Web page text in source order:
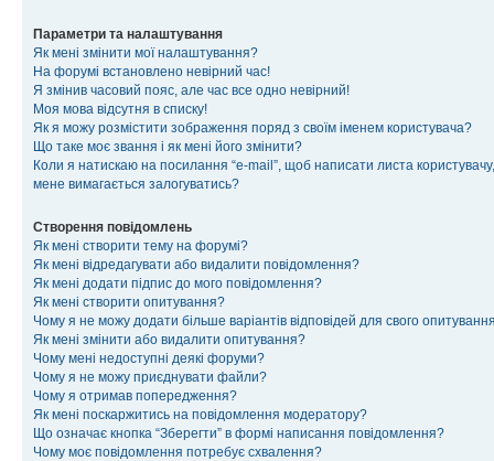
Параметри та налаштування
Як мені змінити мої налаштування?
На форумі встановлено невірний час!
Я змінив часовий пояс, але час все одно невірний!
Моя мова відсутня в списку!
Як я можу розмістити зображення поряд з своїм іменем користувача?
Що таке моє звання і як мені його змінити?
Коли я натискаю на посилання “e-mail”, щоб написати листа користувачу,
мене вимагається залогуватись?
Створення повідомлень
Як мені створити тему на форумі?
Як мені відредагувати або видалити повідомлення?
Як мені додати підпис до мого повідомлення?
Як мені створити опитування?
Чому я не можу додати більше варіантів відповідей для свого
Як мені змінити або видалити опитування?
Чому мені недоступні деякі форуми?
Чому я не можу приєднувати файли?
Чому я отримав попередження?
Як мені поскаржитись на повідомлення модератору?
Що означає кнопка “Зберегти” в формі написання повідомлення?
Чому моє повідомлення потребує схвалення?